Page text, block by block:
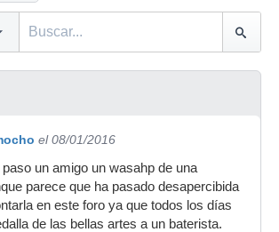
el 08/01/2016
un amigo un wasahp de una
parece que ha pasado desapercibida
en este foro ya que todos los días
de las bellas artes a un baterista.